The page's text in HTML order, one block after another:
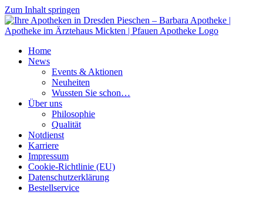
Zum Inhalt springen
Home
News
Events & Aktionen
Neu­hei­ten
Wuss­ten Sie schon…
Über uns
Phi­lo­so­phie
Qua­li­tät
Not­dienst
Kar­rie­re
Impres­sum
Coo­kie-Rich­t­­li­­nie (EU)
Datenschutz­erklärung
Bestell­ser­vice